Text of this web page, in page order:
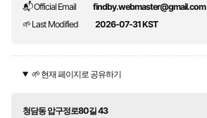
📬 Official Email
findby.webmaster@gmail.com
🌱 Last Modified
2026-07-31 KST
🌱 현재 페이지로 공유하기
청담동 압구정로80길 43